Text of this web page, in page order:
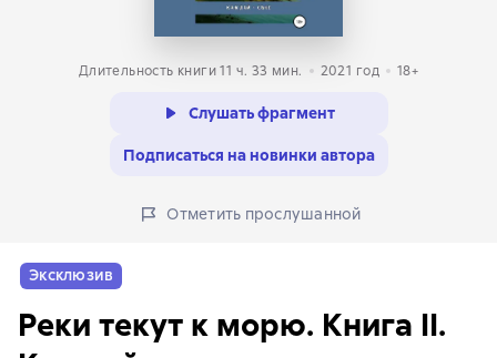
Длительность книги 11 ч. 33 мин. 2021 год 18+
Слушать фрагмент
Подписаться на новинки автора
Отметить прослушанной
Эксклюзив
Реки текут к морю. Книга II.